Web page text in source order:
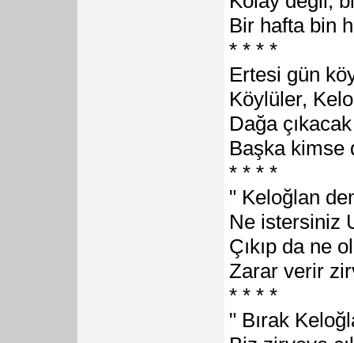
Bir hafta bin
* * * *
Ertesi gün
Köylüler,
Dağa
Başka kimse
* * * *
" Keloğlan
Ne istersiniz
Çıkıp da ne
Zarar verir
* * * *
" Bırak